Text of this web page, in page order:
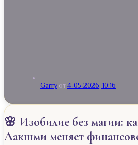
Garry от 4-05-2026, 10:16
🌸 Изобилие без магии:
Лакшми меняет